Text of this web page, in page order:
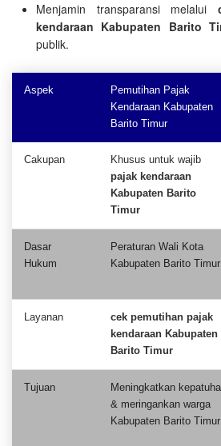
Menjamin transparansi melalui
kendaraan Kabupaten Barito
publik.
Aspek
Pemutihan Pajak
Kendaraan Kabupaten
Barito Timur
Cakupan
Khusus untuk wajib
pajak kendaraan
Kabupaten Barito
Timur
Dasar
Hukum
Peraturan Wali Kota
Kabupaten Barito Timur
Layanan
cek pemutihan pajak
kendaraan Kabupaten
Barito Timur
Tujuan
Meningkatkan
& meringankan warga
Kabupaten Barito Timur